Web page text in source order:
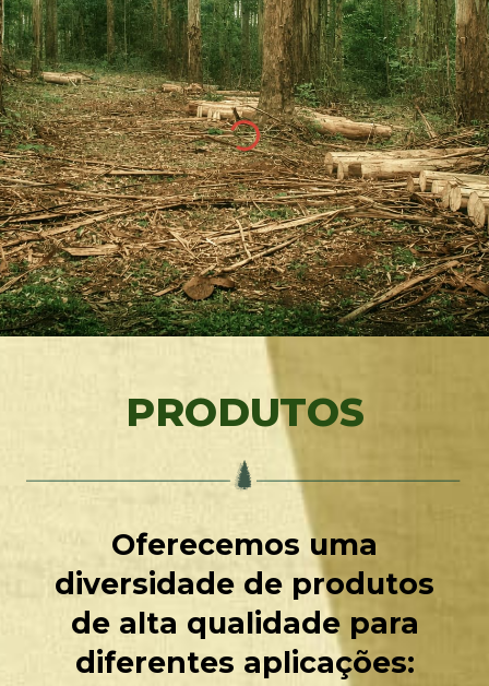
PRODUTOS
Oferecemos uma
diversidade de produtos
de alta qualidade para
diferentes aplicações: